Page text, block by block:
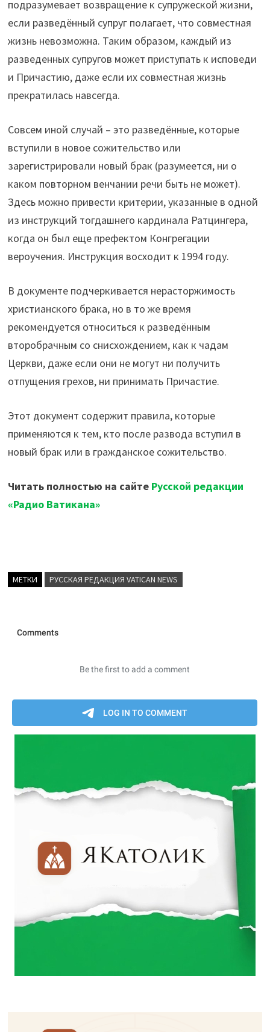
подразумевает возвращение к супружеской жизни,
если разведённый супруг полагает, что совместная
жизнь невозможна. Таким образом, каждый из
разведенных супругов может приступать к исповеди
и Причастию, даже если их совместная жизнь
прекратилась навсегда.
Совсем иной случай – это разведённые, которые
вступили в новое сожительство или
зарегистрировали новый брак (разумеется, ни о
каком повторном венчании речи быть не может).
Здесь можно привести критерии, указанные в одной
из инструкций тогдашнего кардинала Ратцингера,
когда он был еще префектом Конгрегации
вероучения. Инструкция восходит к 1994 году.
В документе подчеркивается нерасторжимость
христианского брака, но в то же время
рекомендуется относиться к разведённым
второбрачным со снисхождением, как к чадам
Церкви, даже если они не могут ни получить
отпущения грехов, ни принимать Причастие.
Этот документ содержит правила, которые
применяются к тем, кто после развода вступил в
новый брак или в гражданское сожительство.
Читать полностью на сайте Русской редакции
«Радио Ватикана»
МЕТКИ РУССКАЯ РЕДАКЦИЯ VATICAN NEWS